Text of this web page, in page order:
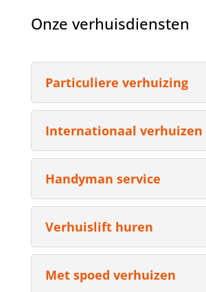
Onze verhuisdiensten
Particuliere verhuizing
Internationaal verhuizen
Handyman service
Verhuislift huren
Met spoed verhuizen